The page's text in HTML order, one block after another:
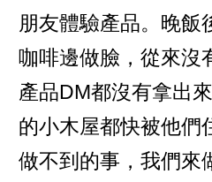
朋友體驗產品。晚飯
咖啡邊做臉，從來沒
產品DM都沒有拿出
的小木屋都快被他們
做不到的事，我們來